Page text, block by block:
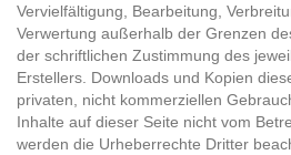
Vervielfältigung, Bearbeitung,
Verwertung außerhalb der Grenzen
der schriftlichen Zustimmung des
Erstellers. Downloads und Kopien
privaten, nicht kommerziellen
Inhalte auf dieser Seite nicht vom
werden die Urheberrechte Dritter